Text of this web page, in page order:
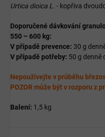
Urtica dioica L.
- kopřiva
Doporučené dávkování
550 – 600 kg:
V případě prevence: 30 g
V případě potřeby: 50 g denně
Nepoužívejte v průběhu
POZOR může být v rozporu z
Balení: 1,5 kg